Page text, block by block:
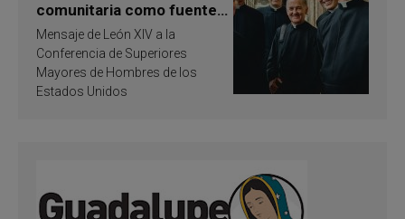
comunitaria como fuente
de inspiración y
santificación
Mensaje de León XIV a la
Conferencia de Superiores
Mayores de Hombres de los
Estados Unidos